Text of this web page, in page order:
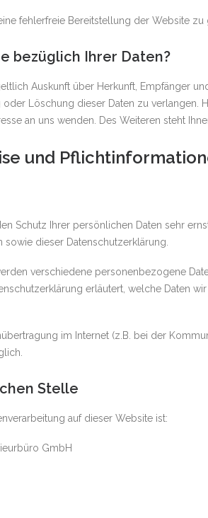
fehlerfreie Bereitstellung der Website
bezüglich Ihrer Daten?
Auskunft über Herkunft, Empfänger
Löschung dieser Daten zu
an uns wenden. Des Weiteren steht
und
Schutz Ihrer persönlichen Daten sehr
dieser Datenschutzerklärung.
verschiedene personenbezogene
erläutert, welche Daten
im Internet (z.B. bei der
Stelle
auf dieser Website ist:
GmbH